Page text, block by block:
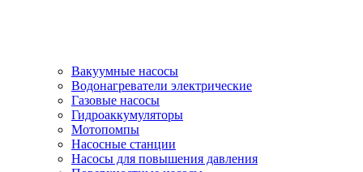
Вакуумные насосы
Водонагреватели электрические
Газовые насосы
Гидроаккумуляторы
Мотопомпы
Насосные станции
Насосы для повышения давления